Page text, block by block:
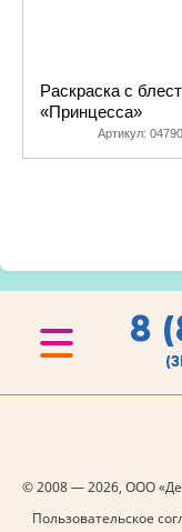
Раскраска с
«Принцесса»
Артикул: 04790
8
© 2008 — 2026, ООО
Пользовательское